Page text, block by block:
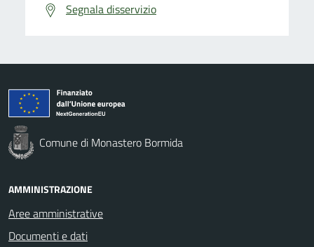
Segnala disservizio
Comune di Monastero Bormida
AMMINISTRAZIONE
Aree amministrative
Documenti e dati